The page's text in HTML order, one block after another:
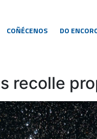
COÑÉCENOS DO
recolle